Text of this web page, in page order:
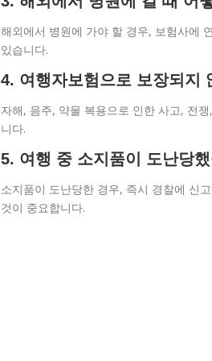
해외에서 병원에 가야 할 경우, 보험사에
있습니다.
4. 여행자보험으로 보장되지
자해, 음주, 약물 복용으로 인한 사고, 전
니다.
5. 여행 중 소지품이 도난당
소지품이 도난당한 경우, 즉시 경찰에 신
것이 중요합니다.